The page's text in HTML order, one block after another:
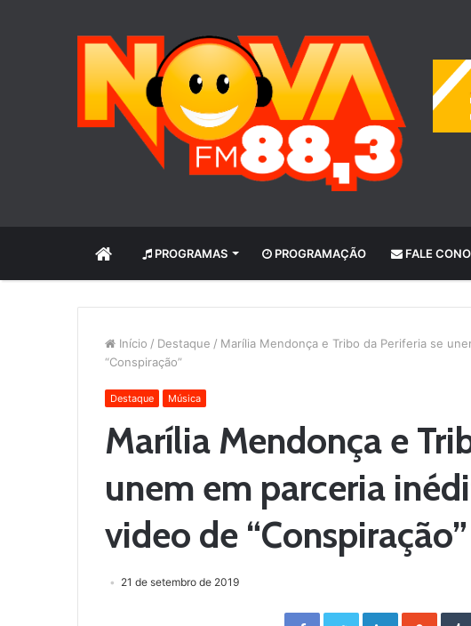
INÍCIO PROGRAMAS PROGRAMAÇÃO FALE
Início / Destaque / Marília Mendonça e Tribo da Periferia se
“Conspiração”
Destaque Música
Marília Mendonça e
unem em parceria
video de “Conspiração”
21 de setembro de 2019
Facebook Twitter LinkedIn StumbleUpon